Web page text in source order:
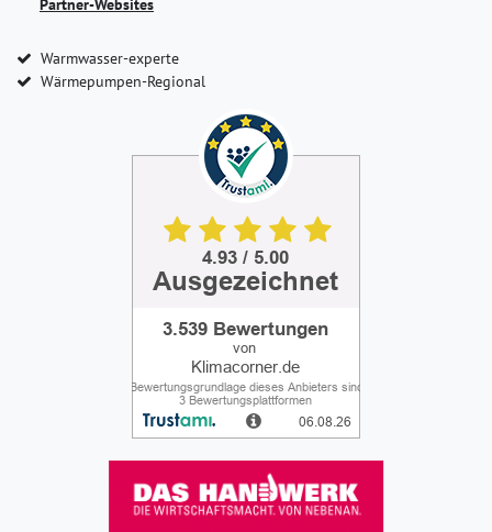
Partner-Websites
Warmwasser-experte
Wärmepumpen-Regional